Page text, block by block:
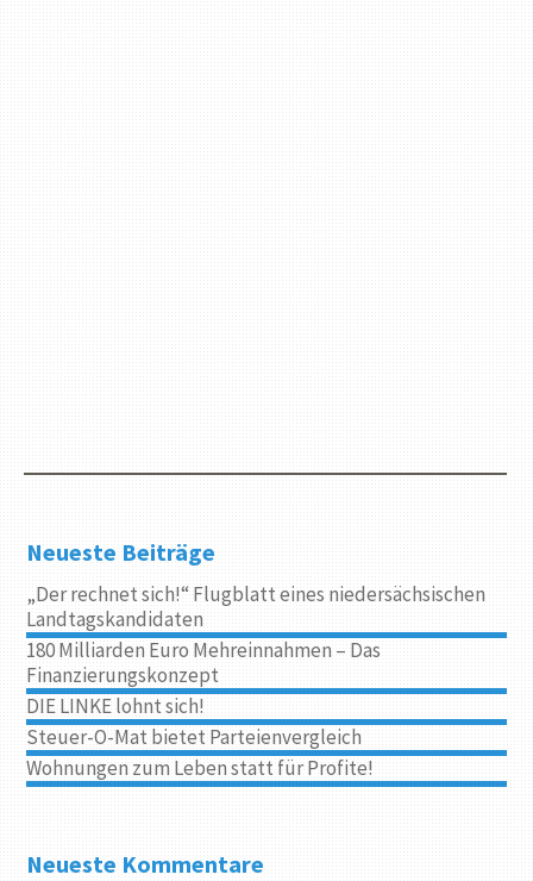
Neueste Beiträge
„Der rechnet sich!“ Flugblatt eines niedersächsischen
Landtagskandidaten
180 Milliarden Euro Mehreinnahmen – Das
Finanzierungskonzept
DIE LINKE lohnt sich!
Steuer-O-Mat bietet Parteienvergleich
Wohnungen zum Leben statt für Profite!
Neueste Kommentare